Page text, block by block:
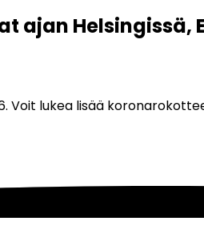
ajan Helsingissä,
Voit lukea lisää